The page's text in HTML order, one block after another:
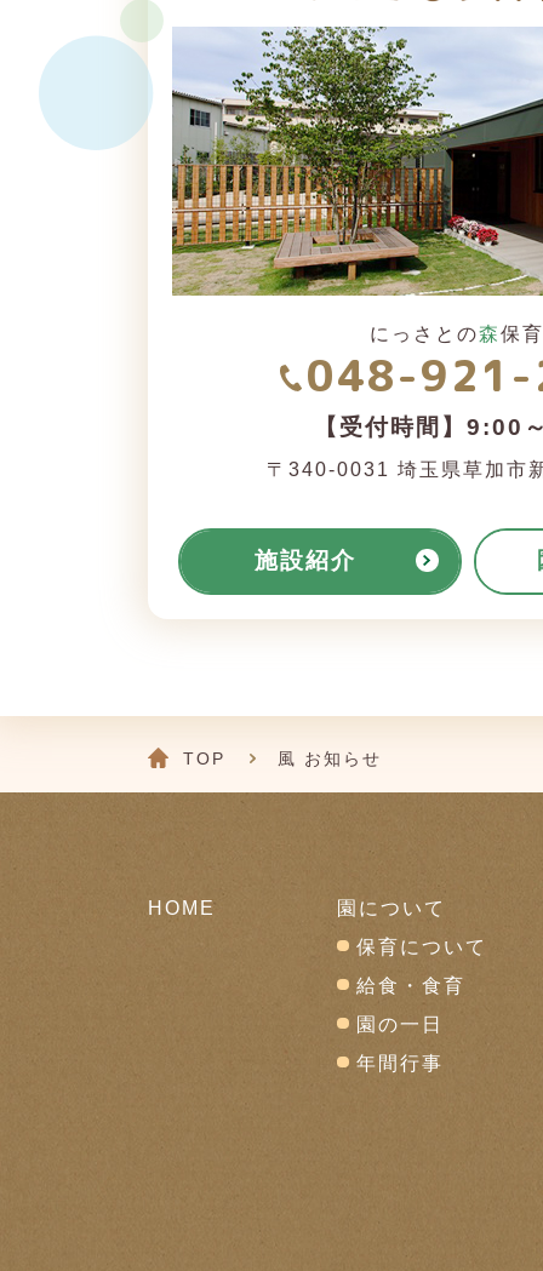
にっさとの森保
048-921-
【受付時間】9:00
〒340-0031 埼玉県草加市
施設紹介
TOP 風 お知らせ
HOME
園について
保育について
給食・食育
園の一日
年間行事